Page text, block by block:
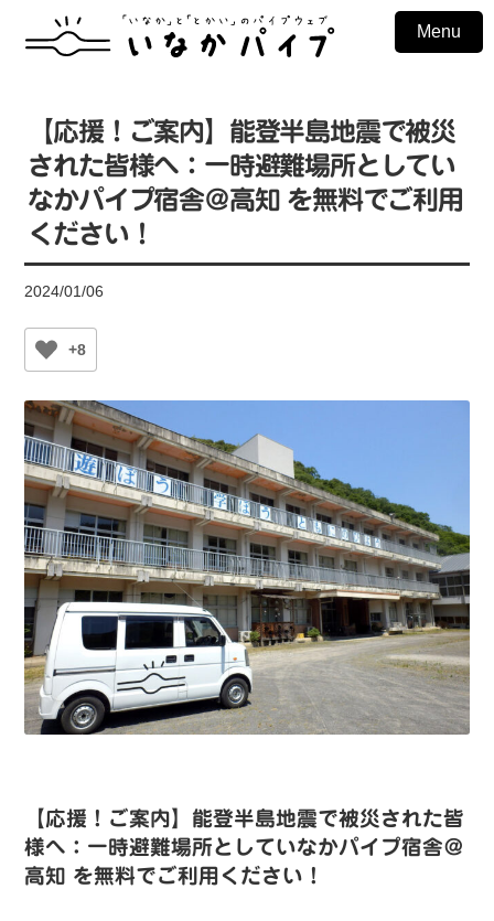
Menu
【応援！ご案内】能登半島地震で被災
された皆様へ：一時避難場所としてい
なかパイプ宿舎＠高知 を無料でご利用
ください！
2024/01/06
+8
【応援！ご案内】能登半島地震で被災された皆
様へ：一時避難場所としていなかパイプ宿舎＠
高知 を無料でご利用ください！